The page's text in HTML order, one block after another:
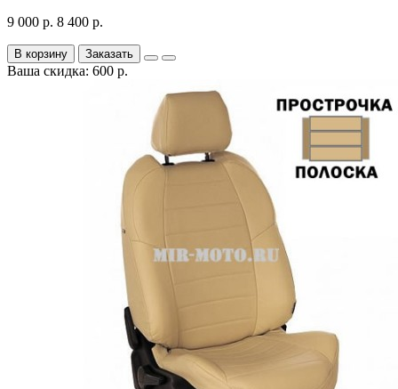
9 000 р. 8 400 р.
В корзину Заказать
Ваша скидка: 600 р.